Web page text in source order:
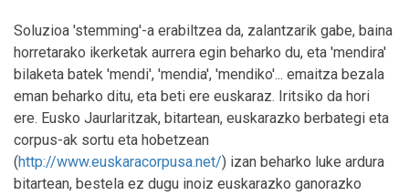
Soluzioa 'stemming'-a erabiltzea da, zalantzarik gabe, baina
horretarako ikerketak aurrera egin beharko du, eta 'mendira'
bilaketa batek 'mendi', 'mendia', 'mendiko'... emaitza bezala
eman beharko ditu, eta beti ere euskaraz. Iritsiko da hori
ere. Eusko Jaurlaritzak, bitartean, euskarazko berbategi eta
corpus-ak sortu eta hobetzean
(http://www.euskaracorpusa.net/) izan beharko luke ardura
bitartean, bestela ez dugu inoiz euskarazko ganorazko